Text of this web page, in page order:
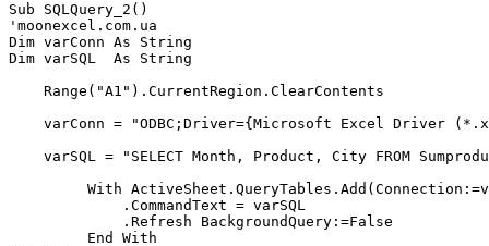
Sub SQLQuery_2()
'moonexcel.com.ua
Dim varConn As String
Dim varSQL  As String
    Range("A1").CurrentRegion.ClearContents
varConn = "ODBC;Driver={Microsoft Excel Driver
varSQL = "SELECT Month, Product, City FROM
With
             .CommandText = varSQL
             .Refresh BackgroundQuery:=False
         End With